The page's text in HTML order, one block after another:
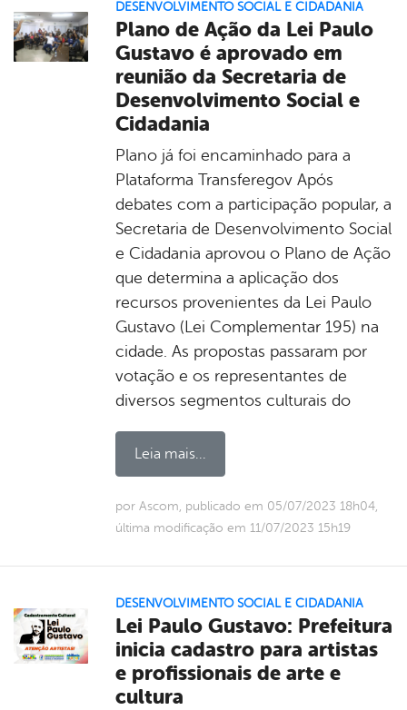
DESENVOLVIMENTO SOCIAL E CIDADANIA
Plano de Ação da Lei Paulo
Gustavo é aprovado em
reunião da Secretaria de
Desenvolvimento Social e
Cidadania
Plano já foi encaminhado para a
Plataforma Transferegov Após
debates com a participação popular, a
Secretaria de Desenvolvimento Social
e Cidadania aprovou o Plano de Ação
que determina a aplicação dos
recursos provenientes da Lei Paulo
Gustavo (Lei Complementar 195) na
cidade. As propostas passaram por
votação e os representantes de
diversos segmentos culturais do
Leia mais...
por Ascom, publicado em 05/07/2023 18h04,
última modificação em 11/07/2023 15h19
DESENVOLVIMENTO SOCIAL E CIDADANIA
Lei Paulo Gustavo: Prefeitura
inicia cadastro para artistas
e profissionais de arte e
cultura